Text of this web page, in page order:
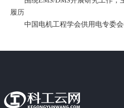
履历
中国电机工程学会供用电专委